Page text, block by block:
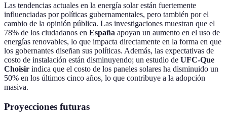
Las tendencias actuales en la energía solar están fuertemente
influenciadas por políticas gubernamentales, pero también por el
cambio de la opinión pública. Las investigaciones muestran que el
78% de los ciudadanos en España apoyan un aumento en el uso de
energías renovables, lo que impacta directamente en la forma en que
los gobernantes diseñan sus políticas. Además, las expectativas de
costo de instalación están disminuyendo; un estudio de UFC-Que
Choisir indica que el costo de los paneles solares ha disminuido un
50% en los últimos cinco años, lo que contribuye a la adopción
masiva.
Proyecciones futuras